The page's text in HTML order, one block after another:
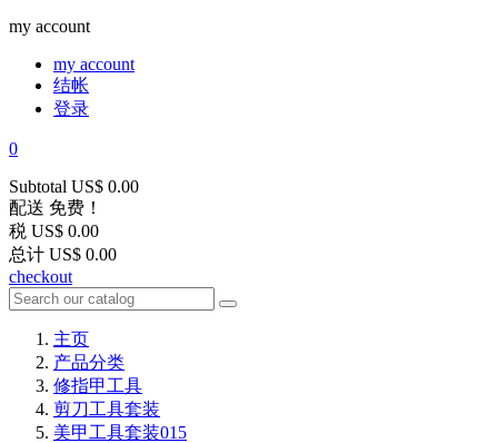
my account
my account
结帐
登录
0
Subtotal US$ 0.00
配送 免费！
税 US$ 0.00
总计 US$ 0.00
checkout
主页
产品分类
修指甲工具
剪刀工具套装
美甲工具套装015